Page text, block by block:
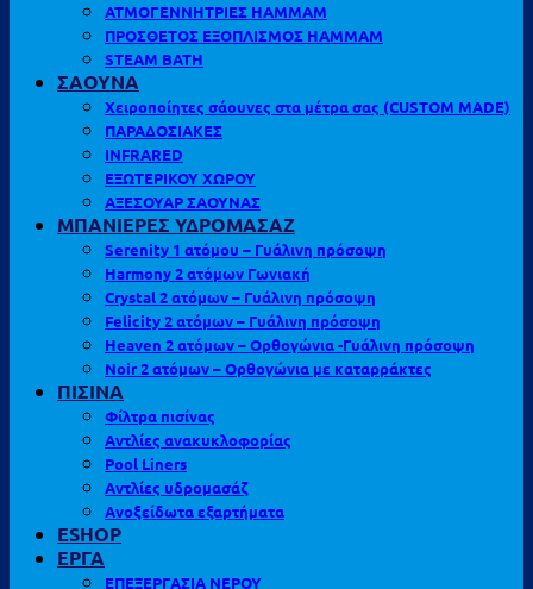
ΑΤΜΟΓΕΝΝΗΤΡΙΕΣ HAMMAM
ΠΡΟΣΘΕΤΟΣ ΕΞΟΠΛΙΣΜΟΣ HAMMAM
STEAM BATH
ΣΑΟΥΝΑ
Χειροποίητες σάουνες στα μέτρα σας (CUSTOM MADE)
ΠΑΡΑΔΟΣΙΑΚΕΣ
INFRARED
ΕΞΩΤΕΡΙΚΟΥ ΧΩΡΟΥ
ΑΞΕΣΟΥΑΡ ΣΑΟΥΝΑΣ
ΜΠΑΝΙΕΡΕΣ ΥΔΡΟΜΑΣΑΖ
Serenity 1 ατόμου – Γυάλινη πρόσοψη
Harmony 2 ατόμων Γωνιακή
Crystal 2 ατόμων – Γυάλινη πρόσοψη
Felicity 2 ατόμων – Γυάλινη πρόσοψη
Heaven 2 ατόμων – Ορθογώνια -Γυάλινη πρόσοψη
Noir 2 ατόμων – Ορθογώνια με καταρράκτες
ΠΙΣΙΝΑ
Φίλτρα πισίνας
Αντλίες ανακυκλοφορίας
Pool Liners
Αντλίες υδρομασάζ
Ανοξείδωτα εξαρτήματα
ESHOP
ΕΡΓΑ
ΕΠΕΞΕΡΓΑΣΙΑ ΝΕΡΟΥ